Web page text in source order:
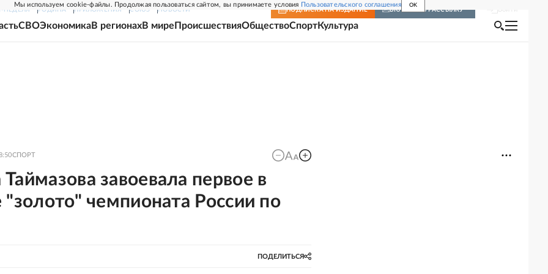
Мы используем cookie-файлы. Продолжая пользоваться сайтом, вы принимаете условия Пользовательского соглашения OK
НЕДЕЛЯ РОДИНА ПРИЛОЖЕНИЯ СОЮЗ НОВОСТИ ПОДПИСКА НА ИЗДАНИЕ ВКЛЮЧИТЬ РАССЫЛКУ
СВОЭкономикаВ регионахВ мире ПроисшествияОбществоСпортКультура
СПОРТ
завоевала первое в
"золото" чемпионата России по
ПОДЕЛИТЬСЯ